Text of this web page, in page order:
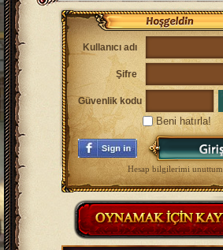
Kullanıcı adı
Şifre
Güvenlik kodu
Beni hatırla!
Hesap bilgilerimi unuttum.